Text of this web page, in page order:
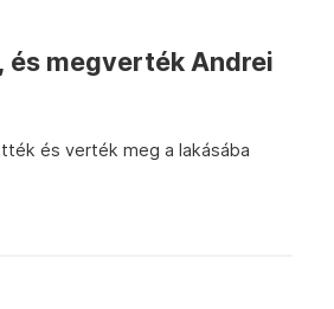
és megverték Andrei
és verték meg a lakásába